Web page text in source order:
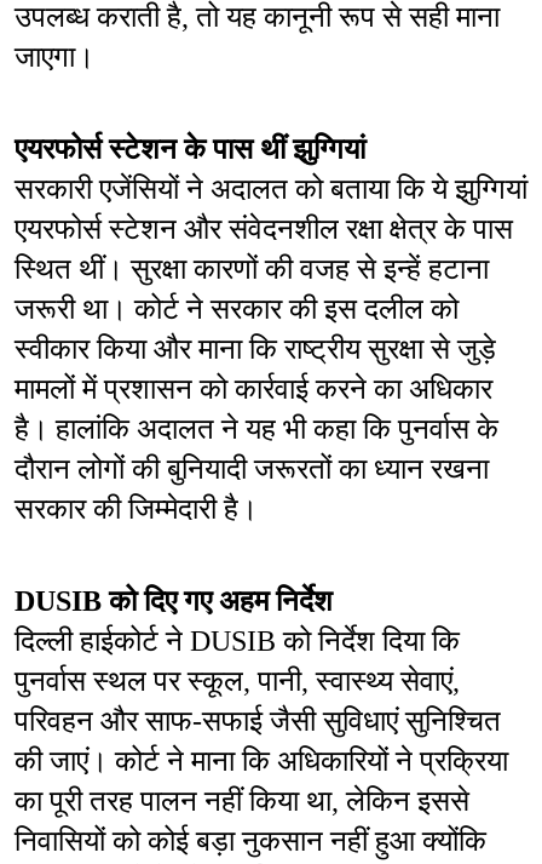
उपलब्ध कराती है, तो यह कानूनी रूप से सही माना
जाएगा।
एयरफोर्स स्टेशन के पास थीं झुग्गियां
सरकारी एजेंसियों ने अदालत को बताया कि ये झुग्गियां
एयरफोर्स स्टेशन और संवेदनशील रक्षा क्षेत्र के पास
स्थित थीं। सुरक्षा कारणों की वजह से इन्हें हटाना
जरूरी था। कोर्ट ने सरकार की इस दलील को
स्वीकार किया और माना कि राष्ट्रीय सुरक्षा से जुड़े
मामलों में प्रशासन को कार्रवाई करने का अधिकार
है। हालांकि अदालत ने यह भी कहा कि पुनर्वास के
दौरान लोगों की बुनियादी जरूरतों का ध्यान रखना
सरकार की जिम्मेदारी है।
DUSIB को दिए गए अहम निर्देश
दिल्ली हाईकोर्ट ने DUSIB को निर्देश दिया कि
पुनर्वास स्थल पर स्कूल, पानी, स्वास्थ्य सेवाएं,
परिवहन और साफ-सफाई जैसी सुविधाएं सुनिश्चित
की जाएं। कोर्ट ने माना कि अधिकारियों ने प्रक्रिया
का पूरी तरह पालन नहीं किया था, लेकिन इससे
निवासियों को कोई बड़ा नुकसान नहीं हुआ क्योंकि